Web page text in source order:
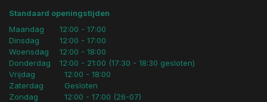
Standaard openingstijden
Maandag
Dinsdag
Woensdag
Donderdag
12:00 - 17:00
12:00 - 17:00
12:00 - 18:00
12:00 - 21:00 (17:30 - 18:30 gesloten)
Vrijdag
Zaterdag
Zondag
12:00 - 18:00
Gesloten
12:00 - 17:00 (26-07)